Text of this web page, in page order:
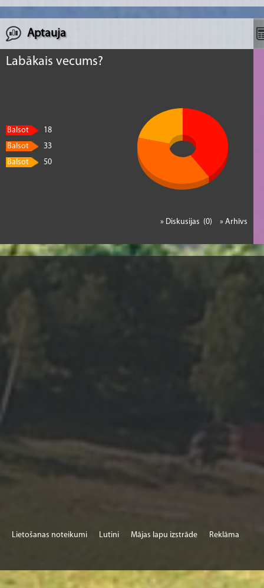
Aptauja
Labākais vecums?
Balsot
18
Balsot
33
Balsot
50
» Arhīvs
» Diskusijas (0)
Lietošanas noteikumi Lutini Mājas lapu izstrāde Reklāma